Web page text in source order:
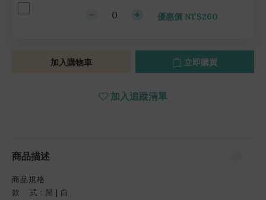
優惠價 NT$260
加入購物車 立即購買
加入追蹤清單
商品描述
商品規格
款 式 : 黑 | 白